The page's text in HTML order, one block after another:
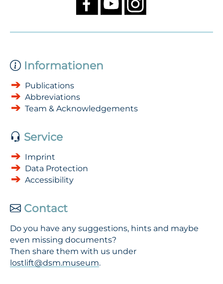
Informationen
Publications
Abbreviations
Team & Acknowledgements
Service
Imprint
Data Protection
Accessibility
Contact
Do you have any suggestions, hints and maybe
even missing documents?
Then share them with us under
lostlift@dsm.museum.